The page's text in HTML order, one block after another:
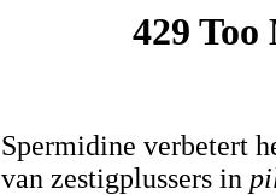
Spermidine verbetert
van zestigplussers in